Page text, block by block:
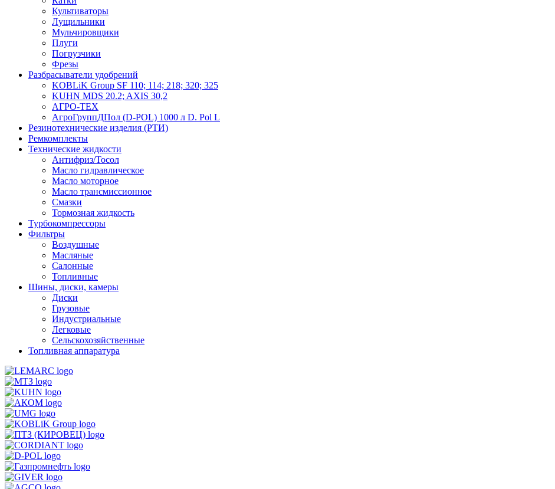
Культиваторы
Лущильники
Мульчировщики
Плуги
Погрузчики
Фрезы
Разбрасыватели удобрений
KOBLiK Group SF 110; 114; 218; 320; 325
KUHN MDS 20.2; AXIS 30,2
АГРО-ТЕХ
АгроГруппДПол (D-POL) 1000 л D. Pol L
Резинотехнические изделия (РТИ)
Ремкомплекты
Технические жидкости
Антифриз/Тосол
Масло гидравлическое
Масло моторное
Масло трансмиссионное
Смазки
Тормозная жидкость
Турбокомпрессоры
Фильтры
Воздушные
Масляные
Салонные
Топливные
Шины, диски, камеры
Диски
Грузовые
Индустриальные
Легковые
Сельскохозяйственные
Топливная аппаратура